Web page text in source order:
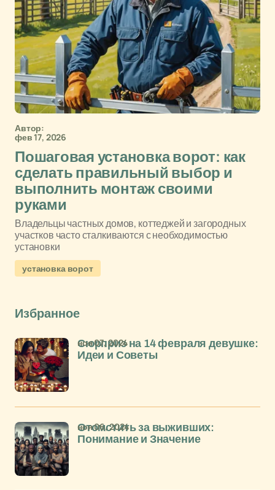
Автор:
фев 17, 2026
Пошаговая установка ворот: как
сделать правильный выбор и
выполнить монтаж своими
руками
Владельцы частных домов, коттеджей и загородных
участков часто сталкиваются с необходимостью
установки
установка ворот
Избранное
Сюрприз на 14 февраля девушке:
Идеи и Советы
ноя 07, 2024
Отомстить за выживших:
Понимание и Значение
ноя 06, 2024